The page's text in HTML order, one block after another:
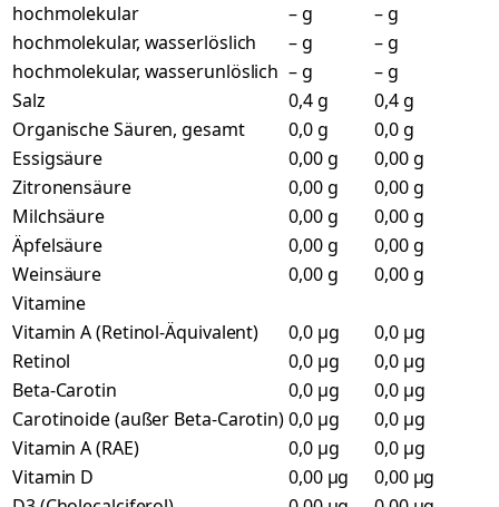
hochmolekular
– g
– g
hochmolekular, wasserlöslich
– g
– g
hochmolekular, wasserunlöslich – g
– g
Salz
0,4 g
0,4 g
Organische Säuren, gesamt
0,0 g
0,0 g
Essigsäure
0,00 g
0,00 g
Zitronensäure
0,00 g
0,00 g
Milchsäure
0,00 g
0,00 g
Äpfelsäure
0,00 g
0,00 g
Weinsäure
0,00 g
0,00 g
Vitamine
Vitamin A (Retinol-Äquivalent)
0,0 µg
0,0 µg
Retinol
0,0 µg
0,0 µg
Beta-Carotin
0,0 µg
0,0 µg
Carotinoide (außer Beta-Carotin)0,0 µg
0,0 µg
Vitamin A (RAE)
0,0 µg
0,0 µg
Vitamin D
0,00 µg
0,00 µg